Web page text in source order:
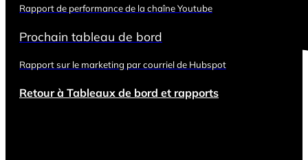
Rapport de performance de la chaîne Youtube
Prochain tableau de bord
Rapport sur le marketing par courriel de Hubspot
Retour à Tableaux de bord et rapports